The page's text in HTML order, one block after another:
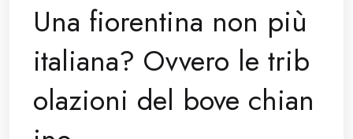
Una fiorentina non più
italiana? Ovvero le trib
olazioni del bove chian